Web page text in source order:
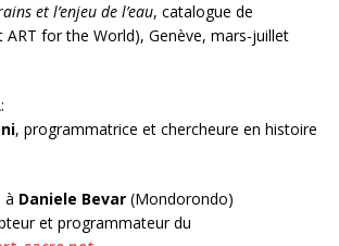
et l’enjeu de l’eau, catalogue de
ART for the World), Genève, mars-juillet
, programmatrice et chercheure en histoire
à Daniele Bevar (Mondorondo)
et programmateur du